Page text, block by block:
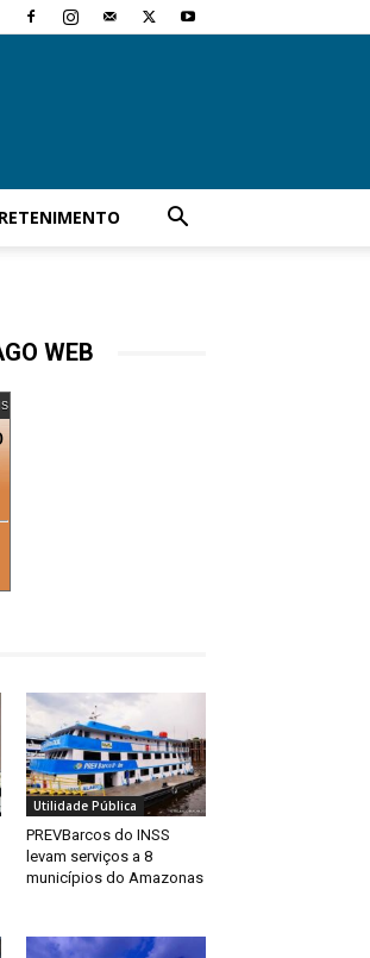
WEB
Utilidade Pública
PREVBarcos do INSS
levam serviços a 8
municípios do Amazonas